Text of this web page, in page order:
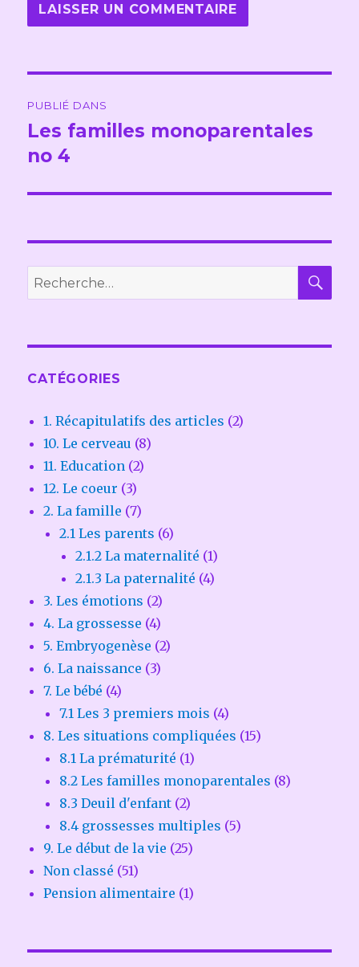
de
l’article
PUBLIÉ DANS
Les familles monoparentales
no 4
Recherche
pour :
CATÉGORIES
1. Récapitulatifs des articles (2)
10. Le cerveau (8)
11. Education (2)
12. Le coeur (3)
2. La famille (7)
2.1 Les parents (6)
2.1.2 La maternalité (1)
2.1.3 La paternalité (4)
3. Les émotions (2)
4. La grossesse (4)
5. Embryogenèse (2)
6. La naissance (3)
7. Le bébé (4)
7.1 Les 3 premiers mois (4)
8. Les situations compliquées (15)
8.1 La prématurité (1)
8.2 Les familles monoparentales (8)
8.3 Deuil d'enfant (2)
8.4 grossesses multiples (5)
9. Le début de la vie (25)
Non classé (51)
Pension alimentaire (1)